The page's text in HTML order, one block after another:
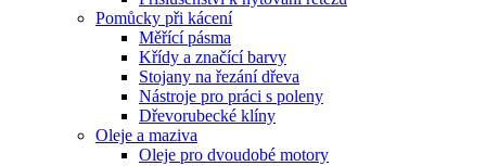
Pomůcky při kácení
Měřící pásma
Křídy a značící barvy
Stojany na řezání dřeva
Nástroje pro práci s poleny
Dřevorubecké klíny
Oleje a maziva
Oleje pro dvoudobé motory